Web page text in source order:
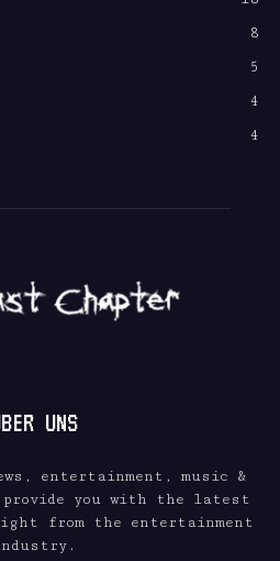
8
5
4
4
UNS
entertainment, music &
provide you with the latest
from the entertainment